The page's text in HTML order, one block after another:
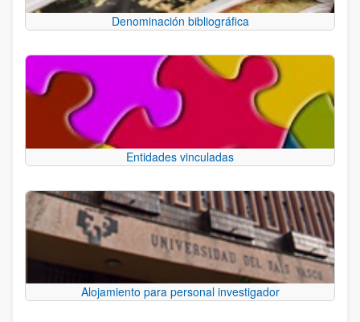
Denominación bibliográfica
Entidades vinculadas
Alojamiento para personal investigador